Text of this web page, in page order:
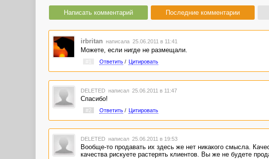
Написать комментарий Последние комментарии
irbritan написала 25.06.2011 в 11:41
Можете, если нигде не размещали.
Ответить/ Цитировать
DELETED написал 25.06.2011 в 11:47
Спасибо!
#2 Ответить/ Цитировать
DELETED написал 25.06.2011 в 19:53
Вообще-то продавать их здесь же нет никакого смысла.
качества рискуете растерять клиентов. Вы же не будете